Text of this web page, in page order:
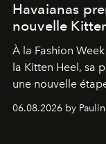
Havaianas
nouvelle
À la Fashion
la Kitten Heel, sa
une nouvelle
06.08.2026 by